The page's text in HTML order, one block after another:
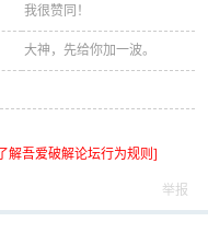
我很赞同！
大神，先给你加一波。
解吾爱破解论坛行为规则]
举报